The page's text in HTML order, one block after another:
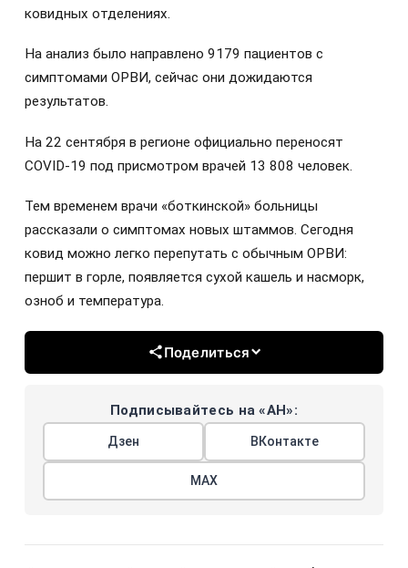
ковидных отделениях.
На анализ было направлено 9179 пациентов с
симптомами ОРВИ, сейчас они дожидаются
результатов.
На 22 сентября в регионе официально переносят
COVID-19 под присмотром врачей 13 808 человек.
Тем временем врачи «боткинской» больницы
рассказали о симптомах новых штаммов. Сегодня
ковид можно легко перепутать с обычным ОРВИ:
першит в горле, появляется сухой кашель и насморк,
озноб и температура.
Поделиться
Подписывайтесь на «АН»:
Дзен ВКонтакте
МАХ